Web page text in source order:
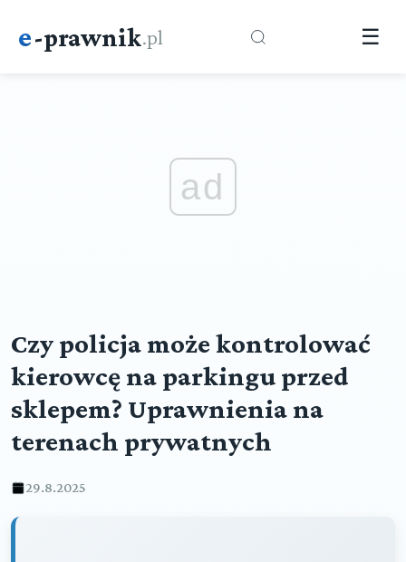
e-prawnik.pl ☰
ad
Czy policja może kontrolować
kierowcę na parkingu przed
sklepem? Uprawnienia na
terenach prywatnych
29.8.2025